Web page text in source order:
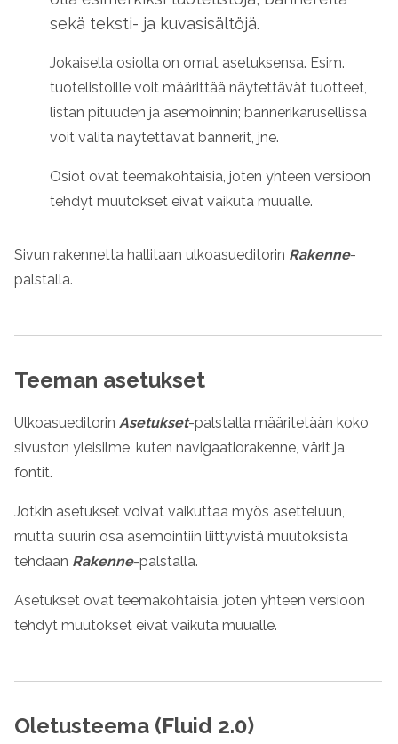
sekä teksti- ja kuvasisältöjä.
Jokaisella osiolla on omat asetuksensa. Esim.
tuotelistoille voit määrittää näytettävät tuotteet,
listan pituuden ja asemoinnin; bannerikarusellissa
voit valita näytettävät bannerit, jne.
Osiot ovat teemakohtaisia, joten yhteen versioon
tehdyt muutokset eivät vaikuta muualle.
Sivun rakennetta hallitaan ulkoasueditorin Rakenne-
palstalla.
Teeman asetukset
Ulkoasueditorin Asetukset-palstalla määritetään koko
sivuston yleisilme, kuten navigaatiorakenne, värit ja
fontit.
Jotkin asetukset voivat vaikuttaa myös asetteluun,
mutta suurin osa asemointiin liittyvistä muutoksista
tehdään Rakenne-palstalla.
Asetukset ovat teemakohtaisia, joten yhteen versioon
tehdyt muutokset eivät vaikuta muualle.
Oletusteema (Fluid 2.0)